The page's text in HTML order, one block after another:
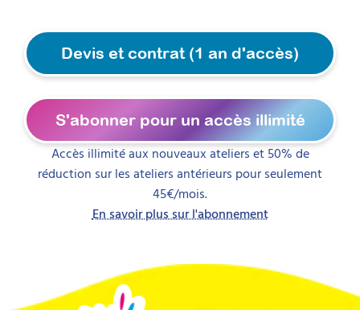
Devis et contrat (1 an d'accès)
S'abonner pour un accès illimité
Accès illimité aux nouveaux ateliers et 50% de
réduction sur les ateliers antérieurs pour seulement
45€/mois.
En savoir plus sur l'abonnement